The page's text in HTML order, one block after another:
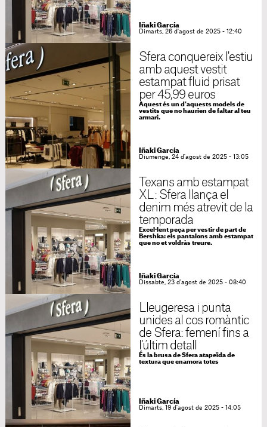
Iñaki García
Dimarts, 26 d'agost de 2025 - 12:40
Sfera conquereix l'estiu
amb aquest vestit
estampat fluid prisat
per 45,99 euros
Aquest és un d'aquests models de
vestits que no haurien de faltar al teu
armari.
Iñaki García
Diumenge, 24 d'agost de 2025 - 13:05
Texans amb estampat
XL: Sfera llança el
denim més atrevit de la
temporada
Excel·lent peça per vestir de part de
Bershka: els pantalons amb estampat
que no et voldràs treure.
Iñaki García
Dissabte, 23 d'agost de 2025 - 08:40
Lleugeresa i punta
unides al cos romàntic
de Sfera: femení fins a
l'últim detall
És la brusa de Sfera atapeïda de
textura que enamora totes
Iñaki García
Dimarts, 19 d'agost de 2025 - 14:05